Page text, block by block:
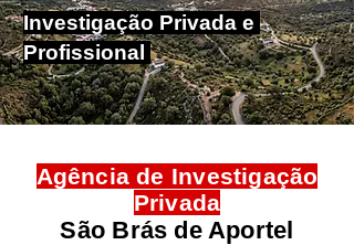
Investigação Privada e
Profissional
Agência de ​Investigação
Privada
São Brás de Aportel